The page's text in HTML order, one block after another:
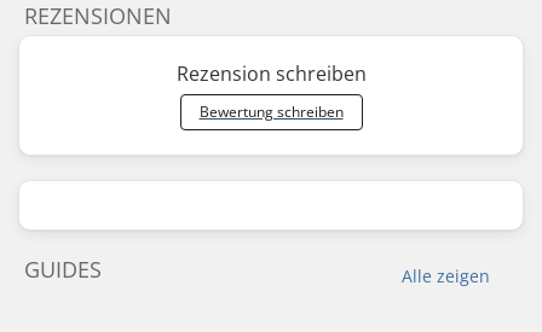
REZENSIONEN
Rezension schreiben
Bewertung schreiben
Alle zeigen
GUIDES